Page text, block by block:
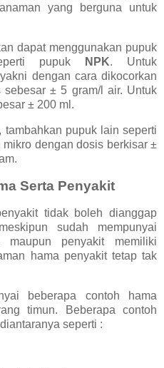
yang berguna untuk
dapat menggunakan pupuk
pupuk
NPK. Untuk
dengan cara dikocorkan
± 5 gram/l air. Untuk
± 200 ml.
pupuk lain seperti
dengan dosis berkisar ±
Serta Penyakit
tidak boleh dianggap
sudah mempunyai
maupun penyakit memiliki
hama penyakit tetap tak
beberapa contoh hama
timun. Beberapa contoh
seperti :